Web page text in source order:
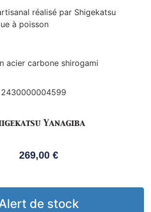
réalisé par Shigekatsu
à poisson
acier carbone shirogami
2430000004599
269,00 €
de stock